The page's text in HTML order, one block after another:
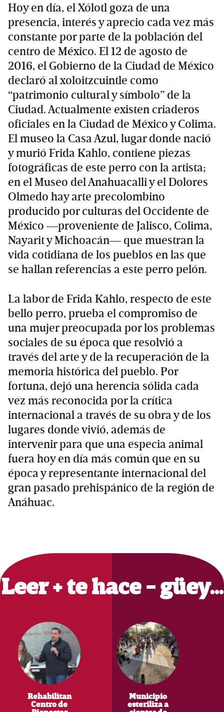
Hoy en día, el Xólotl goza de una
presencia, interés y aprecio cada vez más
constante por parte de la población del
centro de México. El 12 de agosto de
2016, el Gobierno de la Ciudad de México
declaró al xoloitzcuintle como
“patrimonio cultural y símbolo” de la
Ciudad. Actualmente existen criaderos
oficiales en la Ciudad de México y Colima.
El museo la Casa Azul, lugar donde nació
y murió Frida Kahlo, contiene piezas
fotográficas de este perro con la artista;
en el Museo del Anahuacalli y el Dolores
Olmedo hay arte precolombino
producido por culturas del Occidente de
México ―proveniente de Jalisco, Colima,
Nayarit y Michoacán― que muestran la
vida cotidiana de los pueblos en las que
se hallan referencias a este perro pelón.
La labor de Frida Kahlo, respecto de este
bello perro, prueba el compromiso de
una mujer preocupada por los problemas
sociales de su época que resolvió a
través del arte y de la recuperación de la
memoria histórica del pueblo. Por
fortuna, dejó una herencia sólida cada
vez más reconocida por la crítica
internacional a través de su obra y de los
lugares donde vivió, además de
intervenir para que una especia animal
fuera hoy en día más común que en su
época y representante internacional del
gran pasado prehispánico de la región de
Anáhuac.
Primary
Sidebar
Leer + te hace - güey…
Rehabilitan
Centro de
Municipio
esteriliza a